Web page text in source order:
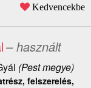
Kedvencekbe
– használt
(Pest megye)
felszerelés,